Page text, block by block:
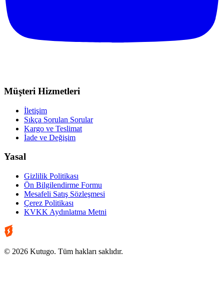
Müşteri Hizmetleri
İletişim
Sıkça Sorulan Sorular
Kargo ve Teslimat
İade ve Değişim
Yasal
Gizlilik Politikası
Ön Bilgilendirme Formu
Mesafeli Satış Sözleşmesi
Çerez Politikası
KVKK Aydınlatma Metni
© 2026 Kutugo. Tüm hakları saklıdır.